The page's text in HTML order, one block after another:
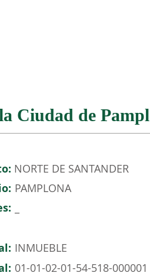
Ciudad de
NORTE DE SANTANDER
PAMPLONA
INMUEBLE
01-01-02-01-54-518-000001